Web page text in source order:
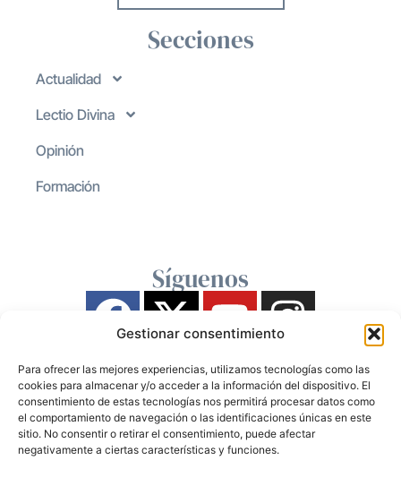
Gestionar consentimiento
Para ofrecer las mejores experiencias, utilizamos tecnologías como las
cookies para almacenar y/o acceder a la información del dispositivo. El
consentimiento de estas tecnologías nos permitirá procesar datos como
el comportamiento de navegación o las identificaciones únicas en este
sitio. No consentir o retirar el consentimiento, puede afectar
negativamente a ciertas características y funciones.
Secciones
Actualidad
Lectio Divina
Opinión
Formación
Síguenos